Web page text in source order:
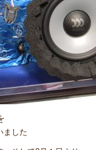
ました